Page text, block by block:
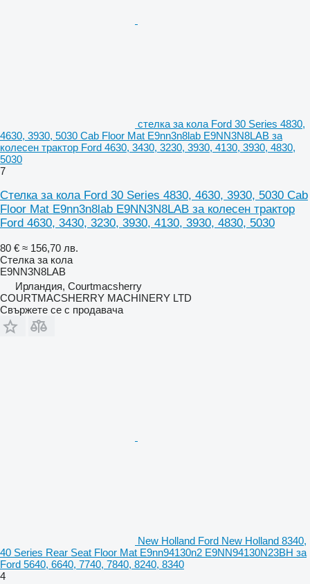
стелка за кола Ford 30 Series 4830,
4630, 3930, 5030 Cab Floor Mat E9nn3n8lab E9NN3N8LAB за
колесен трактор Ford 4630, 3430, 3230, 3930, 4130, 3930, 4830,
5030
7
Стелка за кола Ford 30 Series 4830, 4630, 3930, 5030 Cab
Floor Mat E9nn3n8lab E9NN3N8LAB за колесен трактор
Ford 4630, 3430, 3230, 3930, 4130, 3930, 4830, 5030
80 € ≈ 156,70 лв.
Стелка за кола
E9NN3N8LAB
Ирландия, Courtmacsherry
COURTMACSHERRY MACHINERY LTD
Свържете се с продавача
New Holland Ford New Holland 8340,
40 Series Rear Seat Floor Mat E9nn94130n2 E9NN94130N23BH за
Ford 5640, 6640, 7740, 7840, 8240, 8340
4